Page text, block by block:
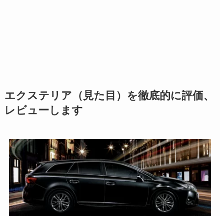
エクステリア（見た目）を徹底的に評価、
レビューします